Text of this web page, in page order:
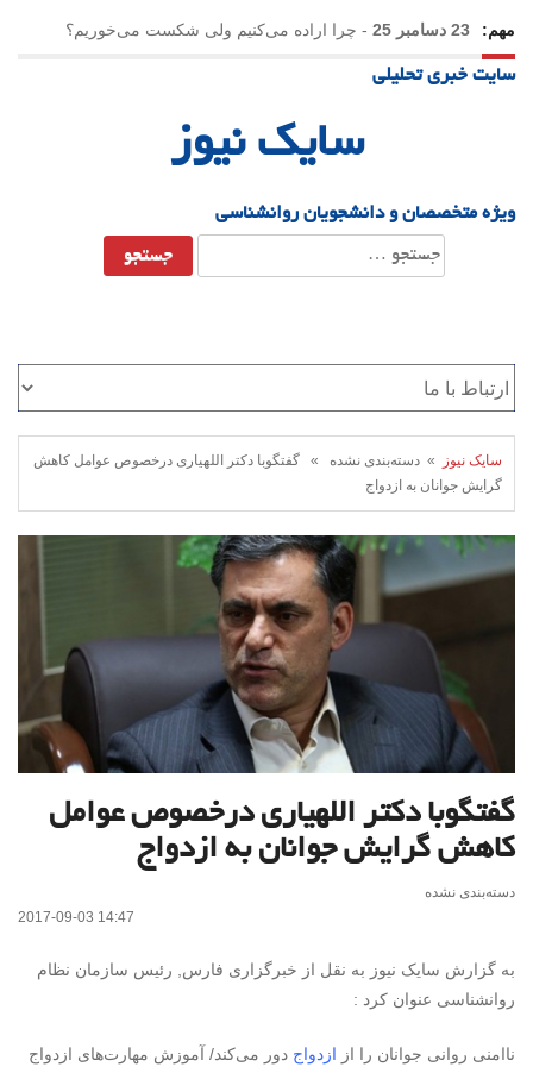
مهم: 23 دسامبر 25 - چرا اراده می‌کنیم ولی شکست می‌خوریم؟
21 دسامبر 25
سایت خبری تحلیلی
سایک نیوز
ویژه متخصصان و دانشجویان روانشناسی
جستجو
برای:
سایک نیوز
» دسته‌بندی نشده » گفتگوبا دکتر اللهیاری درخصوص عوامل کاهش
گرایش جوانان به ازدواج
گفتگوبا دکتر اللهیاری درخصوص عوامل
کاهش گرایش جوانان به ازدواج
دسته‌بندی نشده
2017-09-03 14:47
به گزارش سایک نیوز به نقل از خبرگزاری فارس, رئیس سازمان نظام
روانشناسی عنوان کرد :
ناامنی روانی جوانان را از ازدواج دور می‌کند/ آموزش مهارت‌های ازدواج